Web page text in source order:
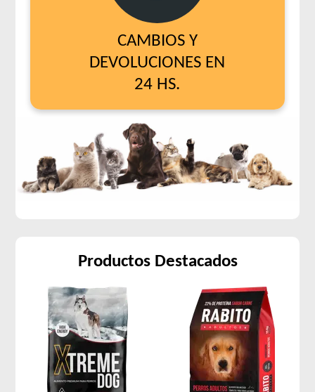
CAMBIOS Y
DEVOLUCIONES EN
24 HS.
Productos Destacados